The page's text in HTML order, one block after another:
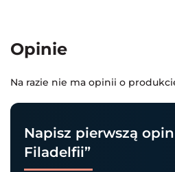
Opinie
Na razie nie ma opinii o
Napisz pierwszą
Filadelfii”